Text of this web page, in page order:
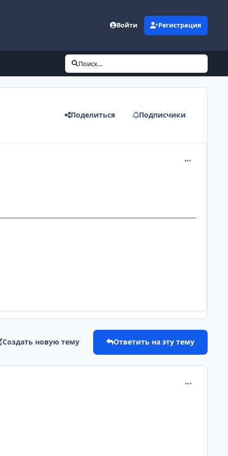
Войти Регистрация
Поиск...
Поделиться Подписчики
Создать новую тему Ответить на эту тему